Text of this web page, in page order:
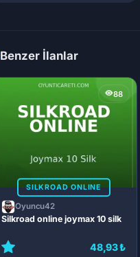
Benzer İlanlar
88
SILKROAD ONLINE
Oyuncu42
Silkroad online joymax 10 silk
48,93 ₺